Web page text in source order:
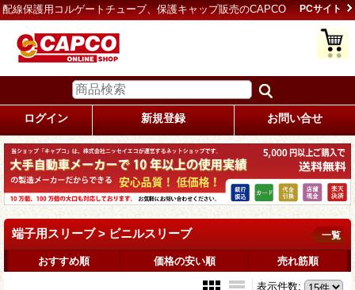
配線保護用コルゲートチューブ、保護キャップ販売のCAPCO PCサイト
ログイン 新規登録 お問い合せ
端子用スリーブ > ビニルスリーブ 一覧
おすすめ順 価格の安い順 売れ筋順
表示件数: